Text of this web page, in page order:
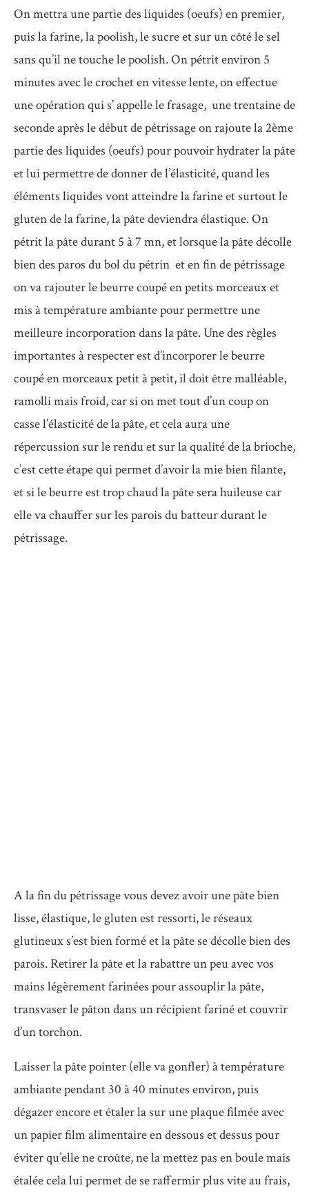
On mettra une partie des liquides (oeufs) en premier,
puis la farine, la poolish, le sucre et sur un côté le sel
sans qu’il ne touche le poolish. On pétrit environ 5
minutes avec le crochet en vitesse lente, on effectue
une opération qui s’ appelle le frasage, une trentaine de
seconde après le début de pétrissage on rajoute la 2ème
partie des liquides (oeufs) pour pouvoir hydrater la pâte
et lui permettre de donner de l’élasticité, quand les
éléments liquides vont atteindre la farine et surtout le
gluten de la farine, la pâte deviendra élastique. On
pétrit la pâte durant 5 à 7 mn, et lorsque la pâte décolle
bien des paros du bol du pétrin et en fin de pétrissage
on va rajouter le beurre coupé en petits morceaux et
mis à température ambiante pour permettre une
meilleure incorporation dans la pâte. Une des règles
importantes à respecter est d’incorporer le beurre
coupé en morceaux petit à petit, il doit être malléable,
ramolli mais froid, car si on met tout d’un coup on
casse l’élasticité de la pâte, et cela aura une
répercussion sur le rendu et sur la qualité de la brioche,
c’est cette étape qui permet d’avoir la mie bien filante,
et si le beurre est trop chaud la pâte sera huileuse car
elle va chauffer sur les parois du batteur durant le
pétrissage.
A la fin du pétrissage vous devez avoir une pâte bien
lisse, élastique, le gluten est ressorti, le réseaux
glutineux s’est bien formé et la pâte se décolle bien des
parois. Retirer la pâte et la rabattre un peu avec vos
mains légèrement farinées pour assouplir la pâte,
transvaser le pâton dans un récipient fariné et couvrir
d’un torchon.
Laisser la pâte pointer (elle va gonfler) à température
ambiante pendant 30 à 40 minutes environ, puis
dégazer encore et étaler la sur une plaque filmée avec
un papier film alimentaire en dessous et dessus pour
éviter qu’elle ne croûte, ne la mettez pas en boule mais
étalée cela lui permet de se raffermir plus vite au frais,